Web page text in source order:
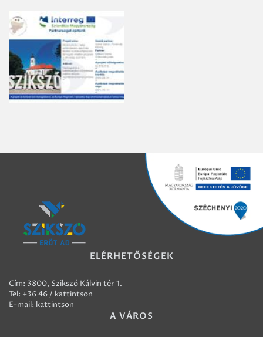
ELÉRHETŐSÉGEK
Cím: 3800, Szikszó Kálvin tér 1.
Tel: +36 46 / kattintson
E-mail: kattintson
A VÁROS